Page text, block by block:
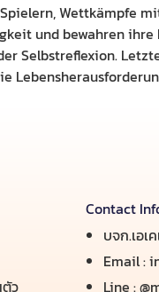
Wettkämpfe
und bewahren ihre
Selbstreflexion.
ว
Contact
บจก.เอเ
Email :
Line :